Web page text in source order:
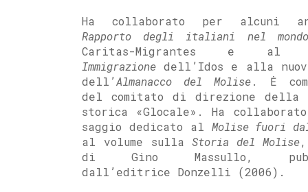
Ha collaborato per alcuni
Rapporto degli italiani nel mondo
Caritas-Migrantes e
Immigrazione dell’Idos e alla
dell’Almanacco del Molise. Ė
del comitato di direzione
storica «Glocale». Ha
saggio dedicato al Molise fuori
al volume sullaStoria del Molise,
di Gino Massullo,
dall’editrice Donzelli (2006).